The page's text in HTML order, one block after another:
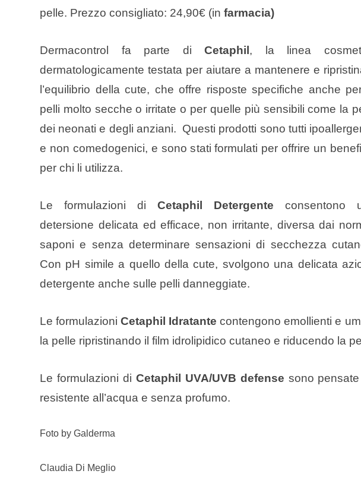
pelle. Prezzo consigliato: 24,90€ (in farmacia)
Dermacontrol fa parte diCetaphil, la linea
dermatologicamente testata per aiutare a mantenere e
l’equilibrio della cute, che offre risposte specifiche anche
pelli molto secche o irritate o per quelle più sensibili come la
dei neonati e degli anziani. Questi prodotti sono tutti
e non comedogenici, e sono stati formulati per offrire un
per chi li utilizza.
Le formulazioni di Cetaphil Detergente consentono
detersione delicata ed efficace, non irritante, diversa dai
saponi e senza determinare sensazioni di secchezza
Con pH simile a quello della cute, svolgono una delicata
detergente anche sulle pelli danneggiate.
Le formulazioniCetaphil Idratantecontengono emollienti e
la pelle ripristinando il film idrolipidico cutaneo e riducendo la
Le formulazioni di Cetaphil UVA/UVB defense sono
resistente all’acqua e senza profumo.
Foto by Galderma
Claudia Di Meglio